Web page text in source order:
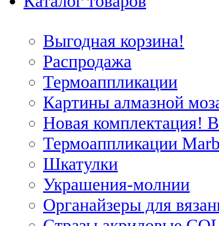
Выгодная корзина!
Распродажа
Термоаппликации
Картины алмазной
Новая комплектация!
Термоаппликации
Шкатулки
Украшения-молнии
Органайзеры для